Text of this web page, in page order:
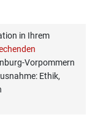
in Ihrem
Vorpommern
Ethik,